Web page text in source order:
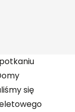
się